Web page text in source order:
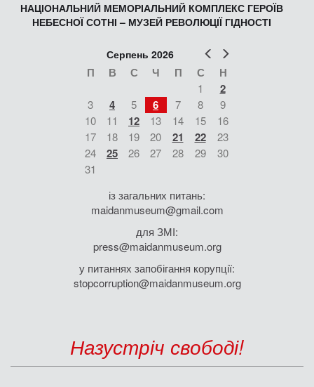
НАЦІОНАЛЬНИЙ МЕМОРІАЛЬНИЙ КОМПЛЕКС ГЕРОЇВ
НЕБЕСНОЇ СОТНІ – МУЗЕЙ РЕВОЛЮЦІЇ ГІДНОСТІ
Попер
Серпень 2026
П В С Ч П С Н
1 2
3 4 5 6 7 8
9
10
11 12 13 14 15
16
17
18 19 20 21 22
23
24
25 26 27 28 29
30
31
із загальних питань:
maidanmuseum@gmail.com
для ЗМІ:
press@maidanmuseum.org
у питаннях запобігання корупції:
stopcorruption@maidanmuseum.org
Назустріч свободі!